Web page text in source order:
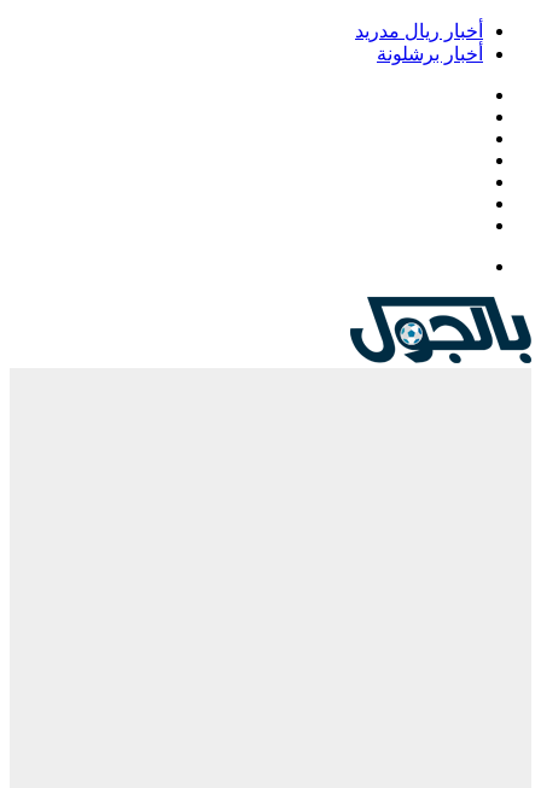
أخبار ريال مدريد
أخبار برشلونة